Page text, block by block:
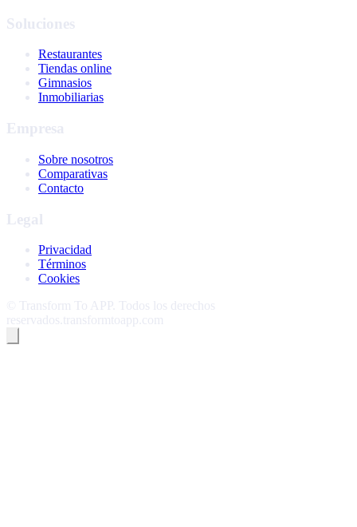
Soluciones
Restaurantes
Tiendas online
Gimnasios
Inmobiliarias
Empresa
Sobre nosotros
Comparativas
Contacto
Legal
Privacidad
Términos
Cookies
©
Transform To APP .
Todos los derechos
reservados.
transformtoapp.com